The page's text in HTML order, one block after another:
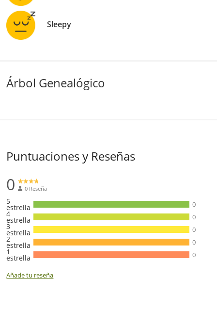
Sleepy
Árbol Genealógico
Puntuaciones y Reseñas
0 0 Reseña
5
estrella 0
4
estrella 0
3
estrella 0
2
estrella 0
1
estrella 0
Añade tu reseña